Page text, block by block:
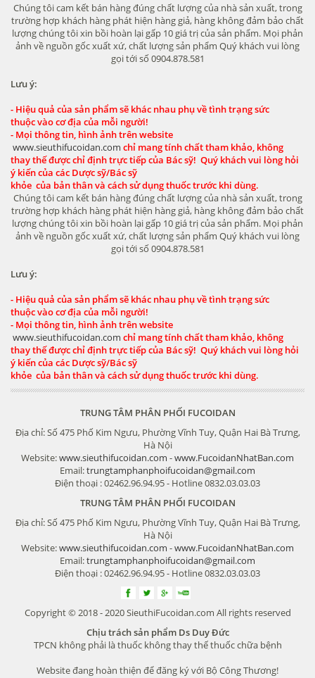
Chúng tôi cam kết bán hàng đúng chất lượng của nhà sản xuất, trong
trường hợp khách hàng phát hiện hàng giả, hàng không đảm bảo chất
lượng chúng tôi xin bồi hoàn lại gấp 10 giá trị của sản phẩm. Mọi phản
ảnh về nguồn gốc xuất xứ, chất lượng sản phẩm Quý khách vui lòng
gọi tới số 0904.878.581
Lưu ý:
- Hiệu quả của sản phẩm sẽ khác nhau phụ về tình trạng sức
thuộc vào cơ địa của mỗi người!
- Mọi thông tin, hình ảnh trên website
www.sieuthifucoidan.com chỉ mang tính chất tham khảo, không
thay thế được chỉ định trực tiếp của Bác sỹ! Quý khách vui lòng hỏi
ý kiến của các Dược sỹ/Bác sỹ
khỏe của bản thân và cách sử dụng thuốc trước khi dùng.
Chúng tôi cam kết bán hàng đúng chất lượng của nhà sản xuất, trong
trường hợp khách hàng phát hiện hàng giả, hàng không đảm bảo chất
lượng chúng tôi xin bồi hoàn lại gấp 10 giá trị của sản phẩm. Mọi phản
ảnh về nguồn gốc xuất xứ, chất lượng sản phẩm Quý khách vui lòng
gọi tới số 0904.878.581
Lưu ý:
- Hiệu quả của sản phẩm sẽ khác nhau phụ về tình trạng sức
thuộc vào cơ địa của mỗi người!
- Mọi thông tin, hình ảnh trên website
www.sieuthifucoidan.com chỉ mang tính chất tham khảo, không
thay thế được chỉ định trực tiếp của Bác sỹ! Quý khách vui lòng hỏi
ý kiến của các Dược sỹ/Bác sỹ
khỏe của bản thân và cách sử dụng thuốc trước khi dùng.
TRUNG TÂM PHÂN PHỐI FUCOIDAN
Địa chỉ: Số 475 Phố Kim Ngưu, Phường Vĩnh Tuy, Quận Hai Bà Trưng,
Hà Nội
Website:www.sieuthifucoidan.com -www.FucoidanNhatBan.com
Email:trungtamphanphoifucoidan@gmail.com
Điện thoại : 02462.96.94.95 - Hotline 0832.03.03.03
TRUNG TÂM PHÂN PHỐI FUCOIDAN
Địa chỉ: Số 475 Phố Kim Ngưu, Phường Vĩnh Tuy, Quận Hai Bà Trưng,
Hà Nội
Website:www.sieuthifucoidan.com -www.FucoidanNhatBan.com
Email:trungtamphanphoifucoidan@gmail.com
Điện thoại : 02462.96.94.95 - Hotline 0832.03.03.03
Copyright © 2018 - 2020 SieuthiFucoidan.com All rights reserved
Chịu trách sản phẩm Ds Duy Đức
TPCN không phải là thuốc không thay thế thuốc chữa bệnh
Website đang hoàn thiện để đăng ký với Bộ Công Thương!